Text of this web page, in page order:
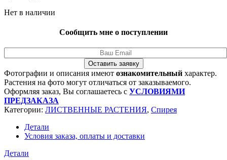
Нет в наличии
Сообщить мне о поступлении
Оставить заявку
Фотографии и описания имеют ознакомительный характер.
Растения на фото могут отличаться от заказываемого.
Оформляя заказ, Вы соглашаетесь с УСЛОВИЯМИ
ПРЕДЗАКАЗА
Категории: ЛИСТВЕННЫЕ РАСТЕНИЯ, Спирея
Детали
Условия заказа, оплаты и доставки
Детали